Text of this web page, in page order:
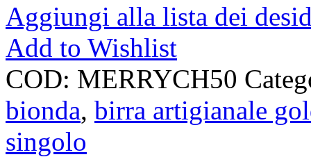
Aggiungi alla lista dei
Add to Wishlist
COD: MERRYCH50
bionda, birra artigianale
singolo